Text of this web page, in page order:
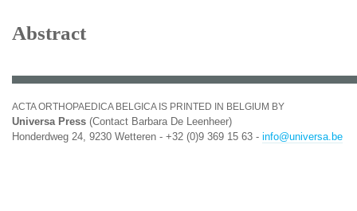
Abstract
ACTA ORTHOPAEDICA BELGICA IS PRINTED IN BELGIUM BY
Universa Press (Contact Barbara De Leenheer)
Honderdweg 24, 9230 Wetteren - +32 (0)9 369 15 63 - info@universa.be